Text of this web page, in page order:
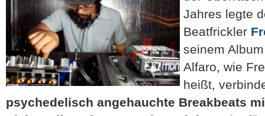
Jahres legte
Beatfrickler
seinem
Alfaro, wie
heißt,
psychedelisch angehauchte Breakbeats